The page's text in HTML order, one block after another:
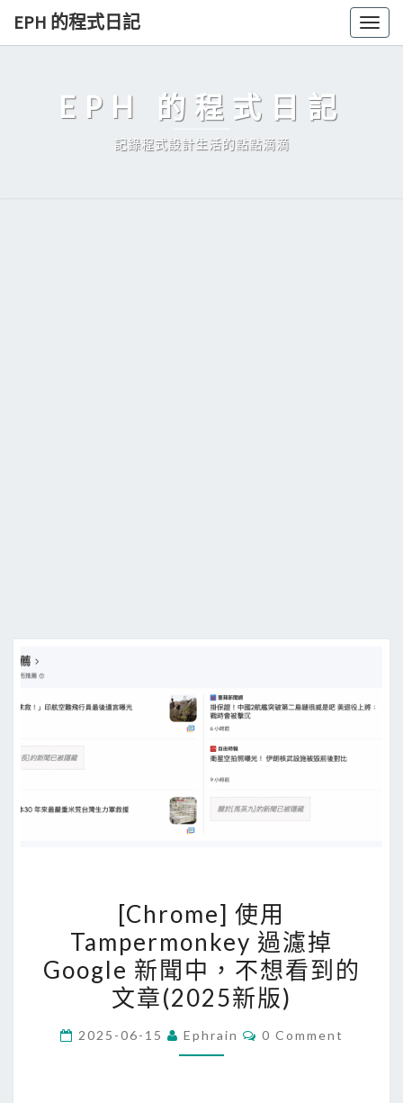
Skip
EPH 的程式日記
EPH 的程式日記
記錄程式設計生活的點點滴滴
C
h
r
o
e
[Chrome] 使用
Tampermonkey 過濾掉
Google 新聞中，不想看到的
文章(2025新版)
2025-06-15 Ephrain
C
0 Comment